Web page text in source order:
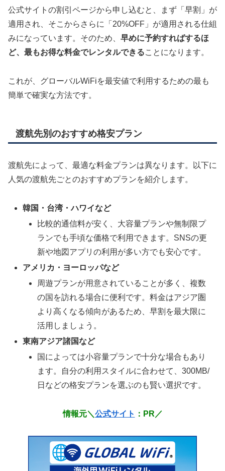
公式サイトの割引ページから申し込むと、まず「早割」が
適用され、そこからさらに「20%OFF」が適用される仕組
みになっています。そのため、 早めに予約すればするほ
ど、最もお得な料金でレンタルできることになります。
これが、グローバルWiFiを最安値で利用するための最も
簡単で確実な方法です。
渡航先別のおすすめ格安プラン
渡航先によって、最適な料金プランは異なります。以下に
人気の渡航先ごとのおすすめプランを紹介します。
韓国・台湾・ハワイなど
比較的通信料が安く、大容量プランや無制限プ
ランでも手頃な価格で利用できます。SNSの更
新や地図アプリの利用が多い方でも安心です。
アメリカ・ヨーロッパなど
周遊プランが用意されていることが多く、複数
の国を訪れる場合に便利です。料金はアジア圏
より高くなる傾向があるため、早割を最大限に
活用しましょう。
東南アジア諸国など
国によっては小容量プランで十分な場合もあり
ます。自分の利用スタイルに合わせて、300MB/
日などの格安プランを選ぶのも賢い選択です。
情報元＼ 公式サイト ：PR／